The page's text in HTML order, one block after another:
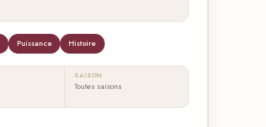
Puissance Histoire
SAISON
Toutes saisons